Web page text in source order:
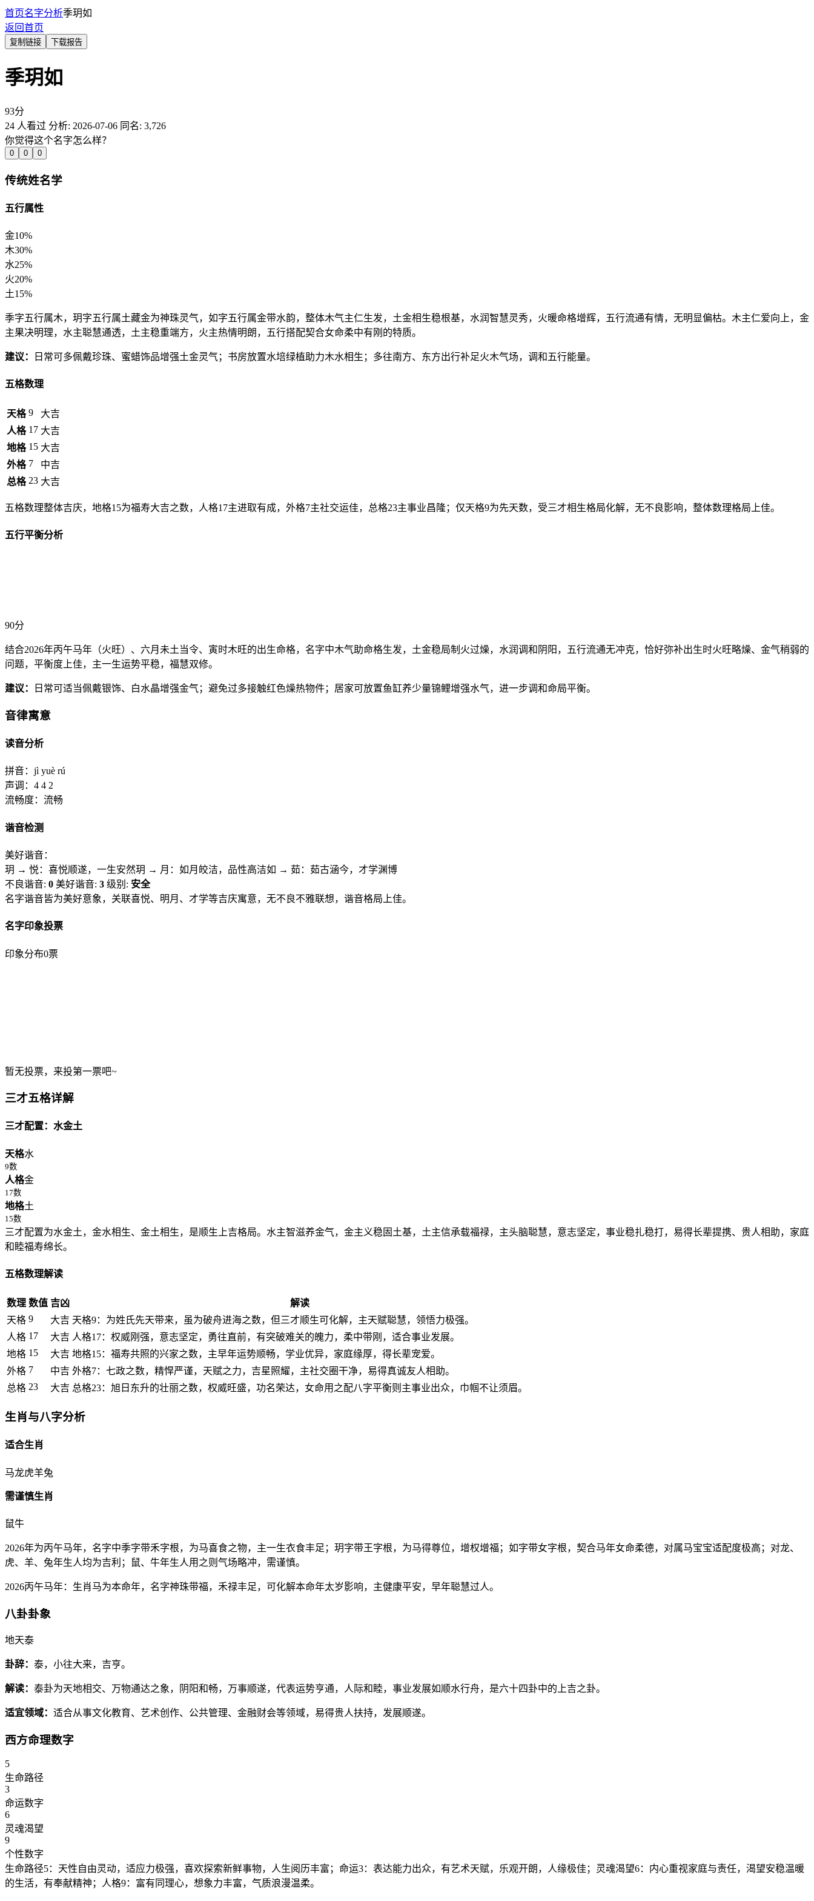
首页名字分析季玥如
返回首页
复制链接 下载报告
季玥如
93分
24 人看过 分析: 2026-07-06 同名: 3,726
你觉得这个名字怎么样？
0 0 0
传统姓名学
五行属性
金10%
木30%
水25%
火20%
土15%
季字五行属木，玥字五行属土藏金为神珠灵气，如字五行属金带水韵，整体木气主仁生发，土金相生稳根基，水润智慧灵秀，火暖命格增辉，五行流通有情，无明显偏枯。木主仁爱向上，金
主果决明理，水主聪慧通透，土主稳重端方，火主热情明朗，五行搭配契合女命柔中有刚的特质。
建议： 日常可多佩戴珍珠、蜜蜡饰品增强土金灵气；书房放置水培绿植助力木水相生；多往南方、东方出行补足火木气场，调和五行能量。
五格数理
天格 9
大吉
人格 17 大吉
地格 15 大吉
外格 7
中吉
总格 23 大吉
五格数理整体吉庆，地格15为福寿大吉之数，人格17主进取有成，外格7主社交运佳，总格23主事业昌隆；仅天格9为先天数，受三才相生格局化解，无不良影响，整体数理格局上佳。
五行平衡分析
90分
结合2026年丙午马年（火旺）、六月未土当令、寅时木旺的出生命格，名字中木气助命格生发，土金稳局制火过燥，水润调和阴阳，五行流通无冲克，恰好弥补出生时火旺略燥、金气稍弱的
问题，平衡度上佳，主一生运势平稳，福慧双修。
建议： 日常可适当佩戴银饰、白水晶增强金气；避免过多接触红色燥热物件；居家可放置鱼缸养少量锦鲤增强水气，进一步调和命局平衡。
音律寓意
读音分析
拼音： jì yuè rú
声调： 4 4 2
流畅度： 流畅
谐音检测
美好谐音：
玥 → 悦：喜悦顺遂，一生安然玥 → 月：如月皎洁，品性高洁如 → 茹：茹古涵今，才学渊博
不良谐音: 0 美好谐音: 3 级别: 安全
名字谐音皆为美好意象，关联喜悦、明月、才学等吉庆寓意，无不良不雅联想，谐音格局上佳。
名字印象投票
印象分布0票
暂无投票，来投第一票吧~
三才五格详解
三才配置：水金土
天格水
9数
人格金
17数
地格土
15数
三才配置为水金土，金水相生、金土相生，是顺生上吉格局。水主智滋养金气，金主义稳固土基，土主信承载福禄，主头脑聪慧，意志坚定，事业稳扎稳打，易得长辈提携、贵人相助，家庭
和睦福寿绵长。
五格数理解读
数理 数值 吉凶
解读
天格 9 大吉 天格9：为姓氏先天带来，虽为破舟进海之数，但三才顺生可化解，主天赋聪慧，领悟力极强。
人格 17 大吉 人格17：权威刚强，意志坚定，勇往直前，有突破难关的魄力，柔中带刚，适合事业发展。
地格 15 大吉 地格15：福寿共照的兴家之数，主早年运势顺畅，学业优异，家庭缘厚，得长辈宠爱。
外格 7 中吉 外格7：七政之数，精悍严谨，天赋之力，吉星照耀，主社交圈干净，易得真诚友人相助。
总格 23 大吉 总格23：旭日东升的壮丽之数，权威旺盛，功名荣达，女命用之配八字平衡则主事业出众，巾帼不让须眉。
生肖与八字分析
适合生肖
马龙虎羊兔
需谨慎生肖
鼠牛
2026年为丙午马年，名字中季字带禾字根，为马喜食之物，主一生衣食丰足；玥字带王字根，为马得尊位，增权增福；如字带女字根，契合马年女命柔德，对属马宝宝适配度极高；对龙、
虎、羊、兔年生人均为吉利；鼠、牛年生人用之则气场略冲，需谨慎。
2026丙午马年：生肖马为本命年，名字神珠带福，禾禄丰足，可化解本命年太岁影响，主健康平安，早年聪慧过人。
八卦卦象
地天泰
卦辞： 泰，小往大来，吉亨。
解读： 泰卦为天地相交、万物通达之象，阴阳和畅，万事顺遂，代表运势亨通，人际和睦，事业发展如顺水行舟，是六十四卦中的上吉之卦。
适宜领域： 适合从事文化教育、艺术创作、公共管理、金融财会等领域，易得贵人扶持，发展顺遂。
西方命理数字
5
生命路径
3
命运数字
6
灵魂渴望
9
个性数字
生命路径5：天性自由灵动，适应力极强，喜欢探索新鲜事物，人生阅历丰富；命运3：表达能力出众，有艺术天赋，乐观开朗，人缘极佳；灵魂渴望6：内心重视家庭与责任，渴望安稳温暖
的生活，有奉献精神；人格9：富有同理心，想象力丰富，气质浪漫温柔。